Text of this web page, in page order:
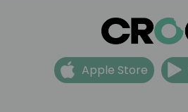
Apple Store